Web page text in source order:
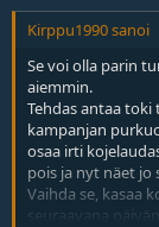
Kirppu1990 sanoi
Se voi olla parin
aiemmin.
Tehdas antaa
kampanjan
osaa irti
pois ja nyt näet jo
Vaihda se, kasaa
seuraavana